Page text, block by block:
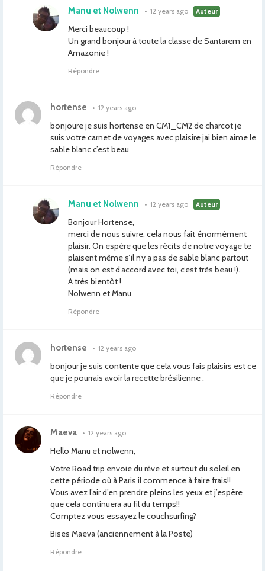
Manu et Nolwenn • 12 years ago Auteur
Merci beaucoup !
Un grand bonjour à toute la classe de Santarem en
Amazonie !
Répondre
hortense • 12 years ago
bonjoure je suis hortense en CM1_CM2 de charcot je
suis votre carnet de voyages avec plaisire jai bien aime le
sable blanc c’est beau
Répondre
Manu et Nolwenn • 12 years ago Auteur
Bonjour Hortense,
merci de nous suivre, cela nous fait énormément
plaisir. On espère que les récits de notre voyage te
plaisent même s’il n’y a pas de sable blanc partout
(mais on est d’accord avec toi, c’est très beau !).
A très bientôt !
Nolwenn et Manu
Répondre
hortense • 12 years ago
bonjour je suis contente que cela vous fais plaisirs est ce
que je pourrais avoir la recette brésilienne .
Répondre
Maeva • 12 years ago
Hello Manu et nolwenn,
Votre Road trip envoie du rêve et surtout du soleil en
cette période où à Paris il commence à faire frais!!
Vous avez l’air d’en prendre pleins les yeux et j’espère
que cela continuera au fil du temps!!
Comptez vous essayez le couchsurfing?
Bises Maeva (anciennement à la Poste)
Répondre